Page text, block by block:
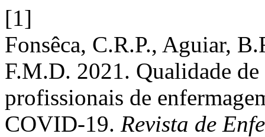
[1]
Fonsêca, C.R.P., Aguiar,
F.M.D. 2021. Qualidade
profissionais de
COVID-19. Revista de